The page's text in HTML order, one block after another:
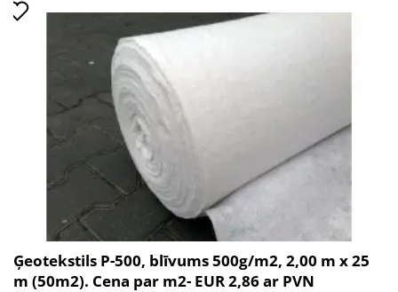
Ģeotekstils P-500, blīvums 500g/m2, 2,00 m x 25
m (50m2). Cena par m2- EUR 2,86 ar PVN